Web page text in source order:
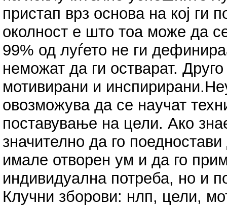
пристап врз основа на кој ги
околност е што тоа може да
99% од луѓето не ги
неможат да ги остварат.
мотивирани и
овозможува да се научат
поставување на цели. Ако
значително да го
имале отворен ум и да го
индивидуална потреба, но и
Клучни зборови: нлп, цели,